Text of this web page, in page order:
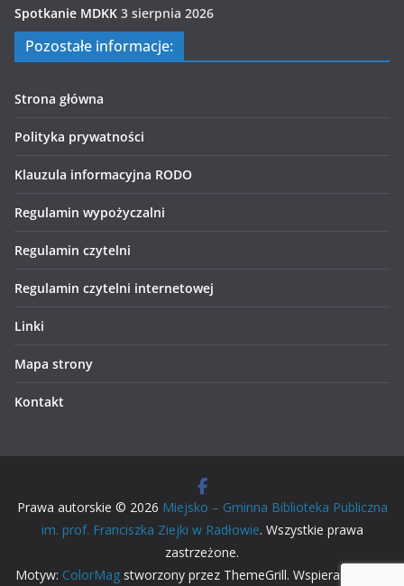
Spotkanie MDKK 3 sierpnia 2026
Pozostałe informacje:
Strona główna
Polityka prywatności
Klauzula informacyjna RODO
Regulamin wypożyczalni
Regulamin czytelni
Regulamin czytelni internetowej
Linki
Mapa strony
Kontakt
Prawa autorskie © 2026 Miejsko – Gminna Biblioteka Publiczna
im. prof. Franciszka Ziejki w Radłowie. Wszystkie prawa
zastrzeżone.
Motyw: ColorMagstworzony przez ThemeGrill. Wspierane przez